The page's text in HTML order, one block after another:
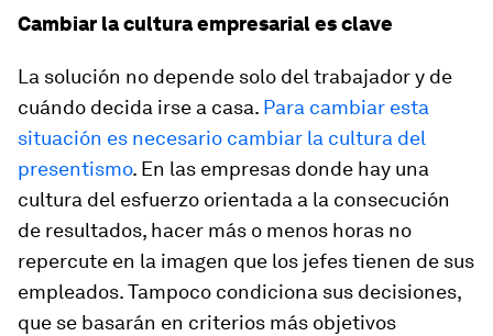
Cambiar la cultura empresarial es clave
La solución no depende solo del trabajador y de
cuándo decida irse a casa. Para cambiar esta
situación es necesario cambiar la cultura del
presentismo. En las empresas donde hay una
cultura del esfuerzo orientada a la consecución
de resultados, hacer más o menos horas no
repercute en la imagen que los jefes tienen de sus
empleados. Tampoco condiciona sus decisiones,
que se basarán en criterios más objetivos